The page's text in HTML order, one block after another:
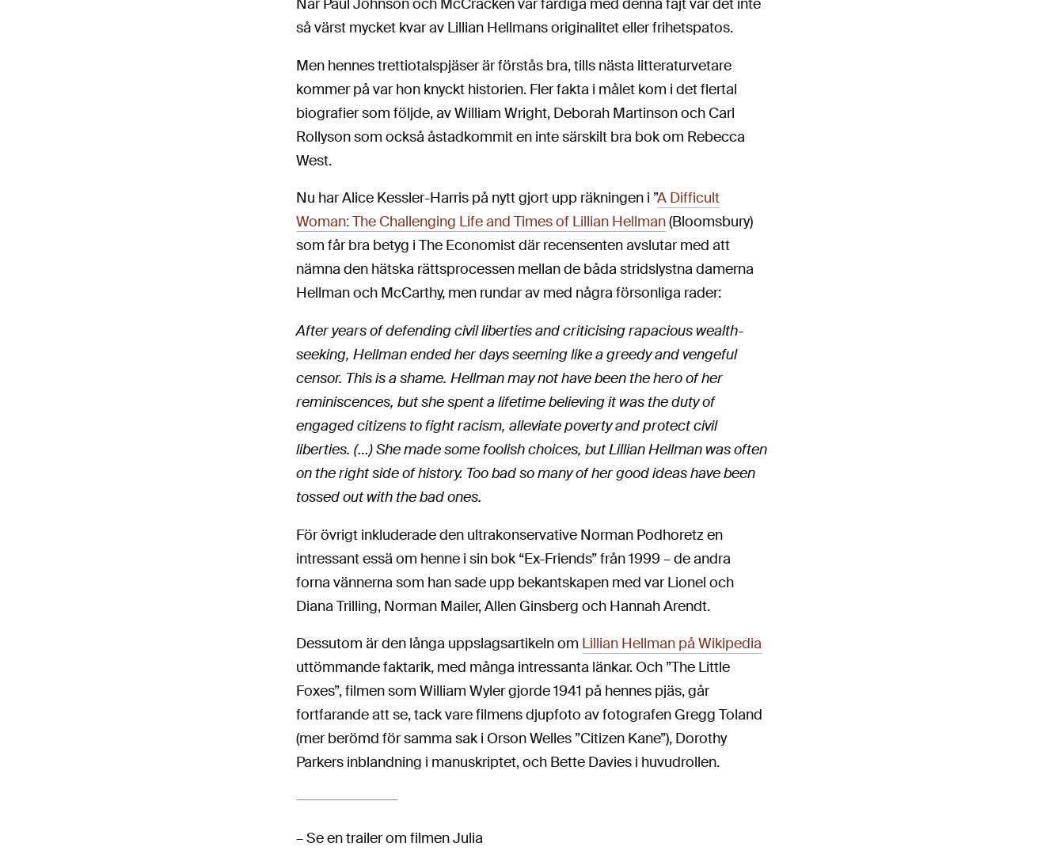
När Paul Johnson och McCracken var färdiga med denna fajt var det inte
så värst mycket kvar av Lillian Hellmans originalitet eller frihetspatos.
Men hennes trettiotalspjäser är förstås bra, tills nästa litteraturvetare
kommer på var hon knyckt historien. Fler fakta i målet kom i det flertal
biografier som följde, av William Wright, Deborah Martinson och Carl
Rollyson som också åstadkommit en inte särskilt bra bok om Rebecca
West.
Nu har Alice Kessler-Harris på nytt gjort upp räkningen i ”A Difficult
Woman: The Challenging Life and Times of Lillian Hellman(Bloomsbury)
som får bra betyg i The Economist där recensenten avslutar med att
nämna den hätska rättsprocessen mellan de båda stridslystna damerna
Hellman och McCarthy, men rundar av med några försonliga rader:
After years of defending civil liberties and criticising rapacious wealth-
seeking, Hellman ended her days seeming like a greedy and vengeful
censor. This is a shame. Hellman may not have been the hero of her
reminiscences, but she spent a lifetime believing it was the duty of
engaged citizens to fight racism, alleviate poverty and protect civil
liberties. (…) She made some foolish choices, but Lillian Hellman was often
on the right side of history. Too bad so many of her good ideas have been
tossed out with the bad ones.
För övrigt inkluderade den ultrakonservative Norman Podhoretz en
intressant essä om henne i sin bok “Ex-Friends” från 1999 – de andra
forna vännerna som han sade upp bekantskapen med var Lionel och
Diana Trilling, Norman Mailer, Allen Ginsberg och Hannah Arendt.
Dessutom är den långa uppslagsartikeln om Lillian Hellman på Wikipedia
uttömmande faktarik, med många intressanta länkar. Och ”The Little
Foxes”, filmen som William Wyler gjorde 1941 på hennes pjäs, går
fortfarande att se, tack vare filmens djupfoto av fotografen Gregg Toland
(mer berömd för samma sak i Orson Welles ”Citizen Kane”), Dorothy
Parkers inblandning i manuskriptet, och Bette Davies i huvudrollen.
– Se en trailer om filmen Julia